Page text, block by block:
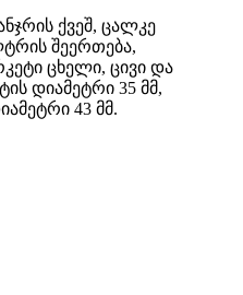
ქვეშ, ცალკე
შეერთება,
ცხელი, ცივი და
დიამეტრი 35 მმ,
43 მმ.